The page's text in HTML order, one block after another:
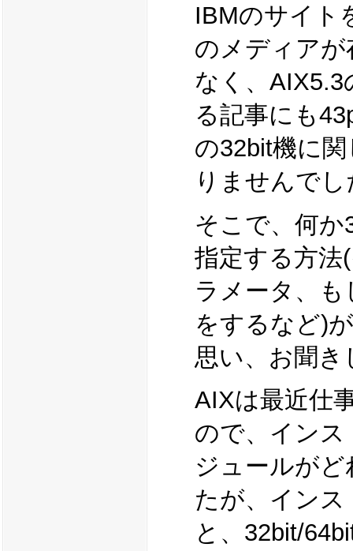
IBMのサイト
のメディア
なく、
る記事にも
の32bit機に
りませんでし
そこで、何
指定する方法
ラメータ、も
をするなど)
思い、お聞き
AIXは最近仕
ので、イン
ジュールが
たが、イン
と、32bit/